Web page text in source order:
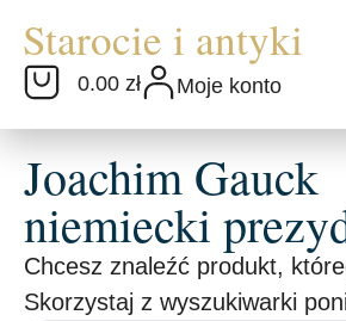
0.00 zł Moje konto
Joachim Gauck
niemiecki
Chcesz znaleźć produkt,
Skorzystaj z wyszukiwarki